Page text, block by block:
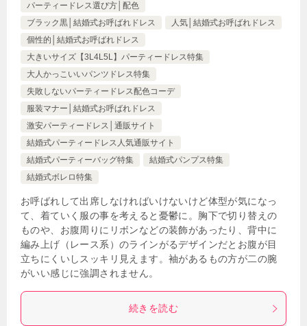
パーティードレス選び方│配色
ブラック黒│結婚式お呼ばれドレス
人気│結婚式お呼ばれドレス
個性的│結婚式お呼ばれドレス
大きいサイズ【3L4L5L】パーティードレス特集
大人かっこいいパンツドレス特集
失敗しないパーティードレス配色コーデ
服装マナー│結婚式お呼ばれドレス
激安パーティードレス│通販サイト
結婚式パーティードレス人気通販サイト
結婚式パーティーバッグ特集
結婚式パンプス特集
結婚式ボレロ特集
お呼ばれして出席しなければいけないけど体型が気になっ
て、着ていく服の事を考えると憂鬱に。胸下で切り替えの
ものや、お腹周りにリボンなどの装飾があったり、背中に
編み上げ（レース系）のラインがるデザインだとお腹が目
立ちにくいしスッキリ見えます。袖があるもの方が二の腕
がいい感じに強調されません。
続きを読む